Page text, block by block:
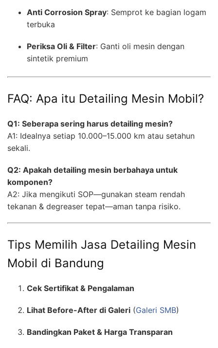
Anti Corrosion Spray: Semprot ke bagian logam
terbuka
Periksa Oli & Filter: Ganti oli mesin dengan
sintetik premium
FAQ: Apa itu Detailing Mesin Mobil?
Q1: Seberapa sering harus detailing mesin?
A1: Idealnya setiap 10.000–15.000 km atau setahun
sekali.
Q2: Apakah detailing mesin berbahaya untuk
komponen?
A2: Jika mengikuti SOP—gunakan steam rendah
tekanan & degreaser tepat—aman tanpa risiko.
Tips Memilih Jasa Detailing Mesin
Mobil di Bandung
Cek Sertifikat & Pengalaman
Lihat Before-After di Galeri (Galeri SMB)
Bandingkan Paket & Harga Transparan